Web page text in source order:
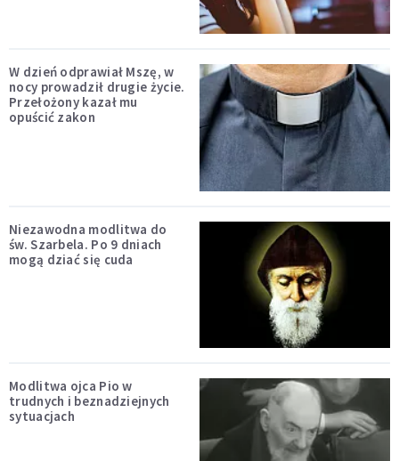
W dzień odprawiał Mszę, w
nocy prowadził drugie życie.
Przełożony kazał mu
opuścić zakon
Niezawodna modlitwa do
św. Szarbela. Po 9 dniach
mogą dziać się cuda
Modlitwa ojca Pio w
trudnych i beznadziejnych
sytuacjach